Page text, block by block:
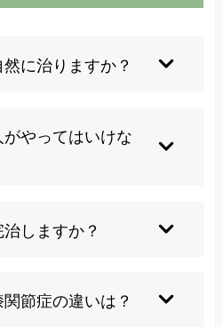
に治りますか？
より痛みの軽減や進行の
することは可能です。
やってはいけな
、激しいジャンプ運動、
げられます。
ーキングや軽いストレッ
しますか？
い状態まで改善すること
実績でも多くの方が改善
節症の違いは？